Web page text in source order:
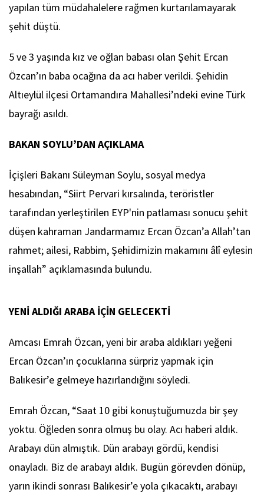
yapılan tüm müdahalelere rağmen kurtarılamayarak
şehit düştü.
5 ve 3 yaşında kız ve oğlan babası olan Şehit Ercan
Özcan’ın baba ocağına da acı haber verildi. Şehidin
Altıeylül ilçesi Ortamandıra Mahallesi’ndeki evine Türk
bayrağı asıldı.
BAKAN SOYLU’DAN AÇIKLAMA
İçişleri Bakanı Süleyman Soylu, sosyal medya
hesabından, “Siirt Pervari kırsalında, teröristler
tarafından yerleştirilen EYP'nin patlaması sonucu şehit
düşen kahraman Jandarmamız Ercan Özcan’a Allah’tan
rahmet; ailesi, Rabbim, Şehidimizin makamını âlî eylesin
inşallah” açıklamasında bulundu.
YENİ ALDIĞI ARABA İÇİN GELECEKTİ
Amcası Emrah Özcan, yeni bir araba aldıkları yeğeni
Ercan Özcan’ın çocuklarına sürpriz yapmak için
Balıkesir’e gelmeye hazırlandığını söyledi.
Emrah Özcan, “Saat 10 gibi konuştuğumuzda bir şey
yoktu. Öğleden sonra olmuş bu olay. Acı haberi aldık.
Arabayı dün almıştık. Dün arabayı gördü, kendisi
onayladı. Biz de arabayı aldık. Bugün görevden dönüp,
yarın ikindi sonrası Balıkesir’e yola çıkacaktı, arabayı